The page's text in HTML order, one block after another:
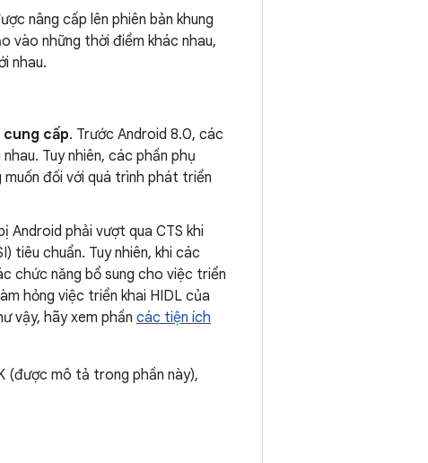
nâng cấp lên phiên bản khung
vào những thời điểm khác nhau,
nhau.
cấp. Trước Android 8.0, các
Tuy nhiên, các phần phụ
đối với quá trình phát triển
phải vượt qua CTS khi
tiêu chuẩn. Tuy nhiên, khi các
chức năng bổ sung cho việc triển
hỏng việc triển khai HIDL của
vậy, hãy xem phần các tiện ích
(được mô tả trong phần này),